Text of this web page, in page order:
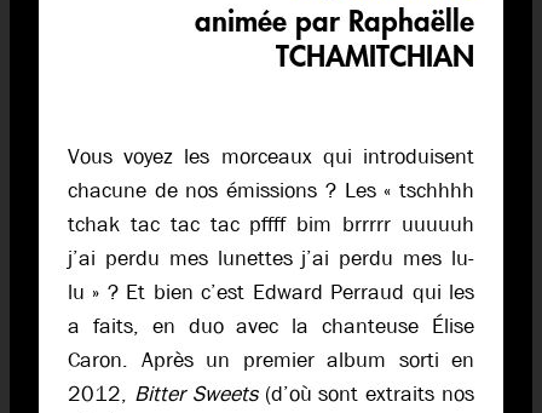
animée par Raphaëlle
TCHAMITCHIAN
Vous voyez les morceaux qui introduisent
chacune de nos émissions ? Les « tschhhh
tchak tac tac tac pffff bim brrrrr uuuuuh
j’ai perdu mes lunettes j’ai perdu mes lu-
lu » ? Et bien c’est Edward Perraud qui les
a faits, en duo avec la chanteuse Élise
Caron. Après un premier album sorti en
2012, Bitter Sweets(d’où sont extraits nos